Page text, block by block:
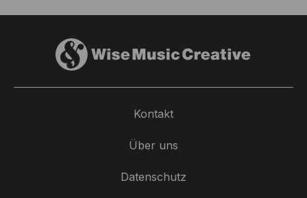
Kontakt
Über uns
Datenschutz